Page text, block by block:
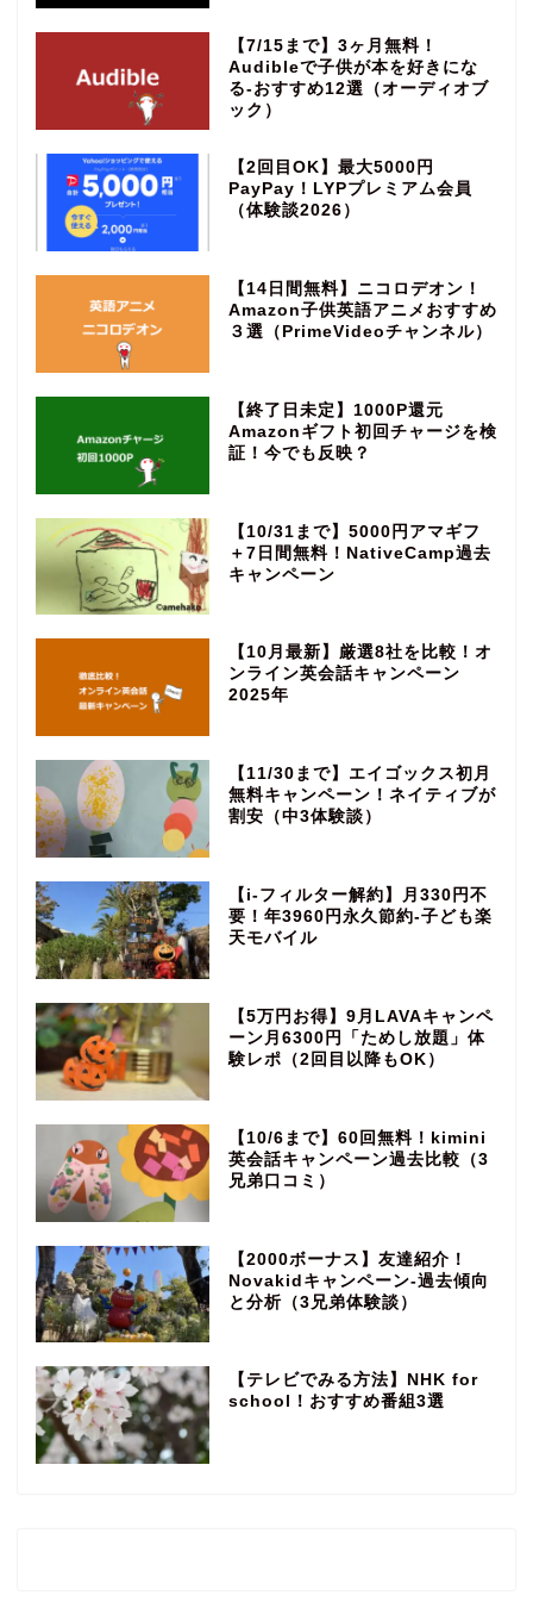
【7/15まで】3ヶ月無料！
Audibleで子供が本を好きにな
る‐おすすめ12選（オーディオブ
ック）
【2回目OK】最大5000円
PayPay！LYPプレミアム会員
（体験談2026）
【14日間無料】ニコロデオン！
Amazon子供英語アニメおすすめ
３選（PrimeVideoチャンネル）
【終了日未定】1000P還元
Amazonギフト初回チャージを検
証！今でも反映？
【10/31まで】5000円アマギフ
＋7日間無料！NativeCamp過去
キャンペーン
【10月最新】厳選8社を比較！オ
ンライン英会話キャンペーン
2025年
【11/30まで】エイゴックス初月
無料キャンペーン！ネイティブが
割安（中3体験談）
【i-フィルター解約】月330円不
要！年3960円永久節約‐子ども楽
天モバイル
【5万円お得】9月LAVAキャンペ
ーン月6300円「ためし放題」体
験レポ（2回目以降もOK）
【10/6まで】60回無料！kimini
英会話キャンペーン過去比較（3
兄弟口コミ）
【2000ボーナス】友達紹介！
Novakidキャンペーン‐過去傾向
と分析（3兄弟体験談）
【テレビでみる方法】NHK for
school！おすすめ番組3選